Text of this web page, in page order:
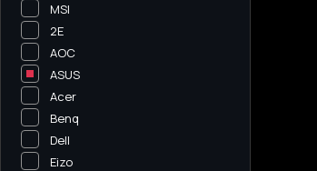
MSI
2E
AOC
ASUS
Acer
Benq
Dell
Eizo